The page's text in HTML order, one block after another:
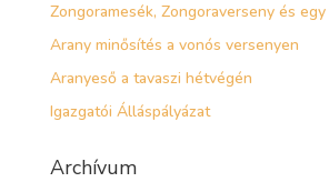
Zongoramesék, Zongoraverseny és
Arany minősítés a vonós versenyen
Aranyeső a tavaszi hétvégén
Igazgatói Álláspályázat
Archívum